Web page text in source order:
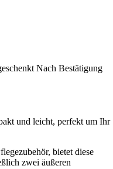
Nach Bestätigung
und leicht, perfekt um Ihr
bietet diese
zwei äußeren